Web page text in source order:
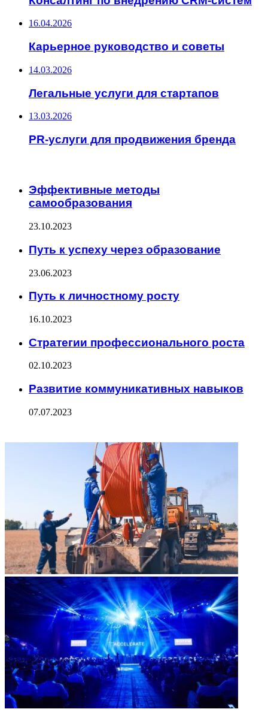
16.04.2026
Карьерное руководство и советы
14.03.2026
Легальные услуги для стартапов
13.03.2026
PR-услуги для продвижения бренда
Эффективные методы
самообразования
23.10.2023
Путь к успеху через образование
23.06.2023
Путь к личностному росту
16.10.2023
Стратегии профессионального роста
02.10.2023
Развитие коммуникативных навыков
07.07.2023